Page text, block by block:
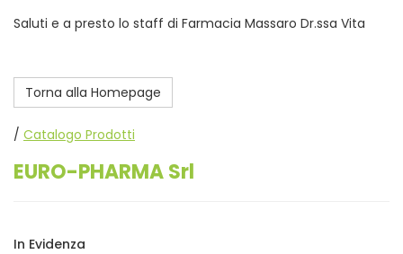
Saluti e a presto lo staff di Farmacia Massaro Dr.ssa Vita
Torna alla Homepage
/ Catalogo Prodotti
EURO-PHARMA Srl
In Evidenza